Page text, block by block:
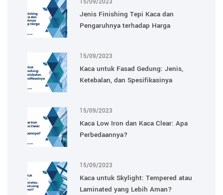
15/09/2023
Jenis Finishing Tepi Kaca dan
Pengaruhnya terhadap Harga
15/09/2023
Kaca untuk Fasad Gedung: Jenis,
Ketebalan, dan Spesifikasinya
15/09/2023
Kaca Low Iron dan Kaca Clear: Apa
Perbedaannya?
15/09/2023
Kaca untuk Skylight: Tempered atau
Laminated yang Lebih Aman?